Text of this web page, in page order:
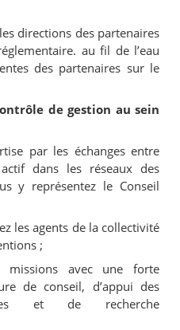
directions des partenaires
au fil de l’eau
des partenaires sur le
de gestion au sein
par les échanges entre
dans les réseaux des
y représentez le Conseil
les agents de la collectivité
;
avec une forte
de conseil, d’appui des
et de recherche